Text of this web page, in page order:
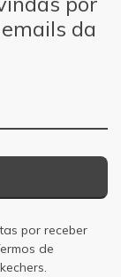
da
por receber
de